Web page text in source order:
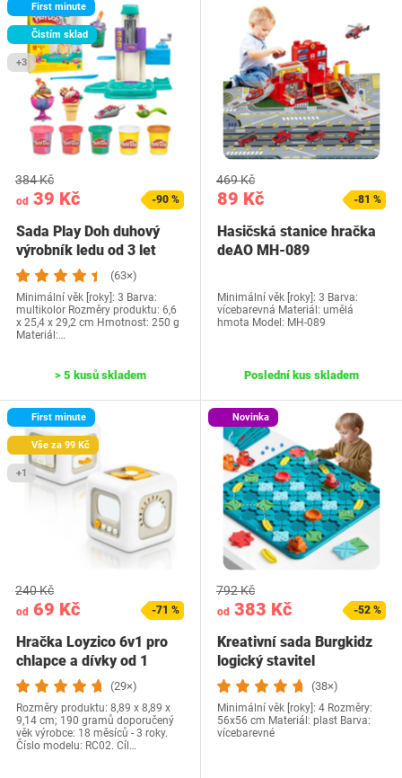
First minute
Čistím sklad
+3
od 39 Kč
384 Kč
-90 %
Sada Play Doh duhový
výrobník ledu od 3 let
(63×)
Minimální věk [roky]: 3 Barva:
multikolor Rozměry produktu: 6,6
x 25,4 x 29,2 cm Hmotnost: 250 g
Materiál:…
> 5 kusů skladem
89 Kč
469 Kč
-81 %
Hasičská stanice hračka
deAO MH-089
Minimální věk [roky]: 3 Barva:
vícebarevná Materiál: umělá
hmota Model: ‎MH-089
Poslední kus skladem
First minute
Vše za 99 Kč
+1
od 69 Kč
240 Kč
-71 %
Hračka Loyzico 6v1 pro
chlapce a dívky od 1
roku,…
(29×)
Rozměry produktu: 8,89 x 8,89 x
9,14 cm; 190 gramů doporučený
věk výrobce: 18 měsíců - 3 roky.
Číslo modelu: RC02. Cíl…
Novinka
od 383 Kč
792 Kč
-52 %
Kreativní sada Burgkidz
logický stavitel
(38×)
Minimální věk [roky]: 4 Rozměry:
56x56 cm Materiál: plast Barva:
vícebarevné